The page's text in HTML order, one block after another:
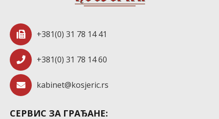
+381(0) 31 78 14 41
+381(0) 31 78 14 60
kabinet@kosjeric.rs
СЕРВИС ЗА ГРАЂАНЕ: